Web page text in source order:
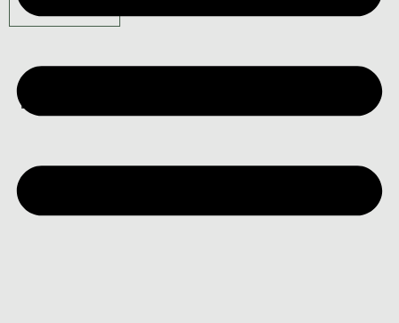
Blended Rum